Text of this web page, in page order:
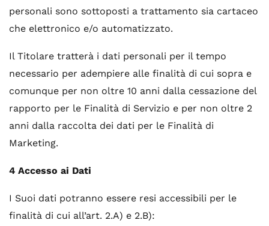
personali sono sottoposti a trattamento sia cartaceo
che elettronico e/o automatizzato.
Il Titolare tratterà i dati personali per il tempo
necessario per adempiere alle finalità di cui sopra e
comunque per non oltre 10 anni dalla cessazione del
rapporto per le Finalità di Servizio e per non oltre 2
anni dalla raccolta dei dati per le Finalità di
Marketing.
4 Accesso ai Dati
I Suoi dati potranno essere resi accessibili per le
finalità di cui all’art. 2.A) e 2.B):